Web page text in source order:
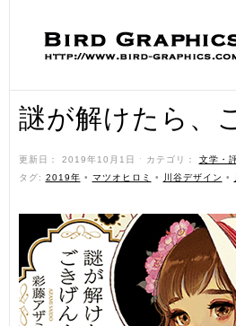
謎が解けたら、
更新日： 2019年10月1日 ˑ カテゴリ： 文学・
タグ: 2019年 • マツオヒロミ • 川谷デザイン •